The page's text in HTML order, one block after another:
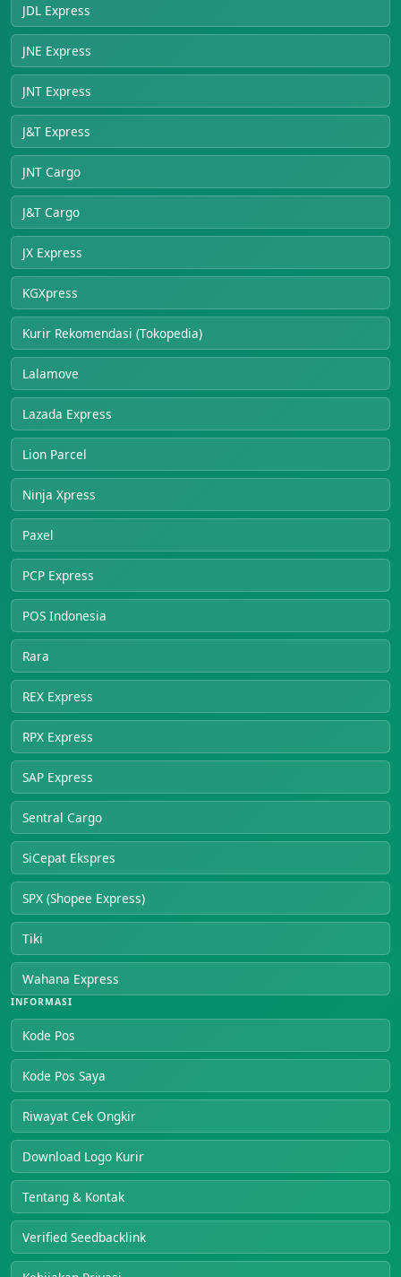
JDL Express
JNE Express
JNT Express
J&T Express
JNT Cargo
J&T Cargo
JX Express
KGXpress
Kurir Rekomendasi (Tokopedia)
Lalamove
Lazada Express
Lion Parcel
Ninja Xpress
Paxel
PCP Express
POS Indonesia
Rara
REX Express
RPX Express
SAP Express
Sentral Cargo
SiCepat Ekspres
SPX (Shopee Express)
Tiki
Wahana Express
INFORMASI
Kode Pos
Kode Pos Saya
Riwayat Cek Ongkir
Download Logo Kurir
Tentang & Kontak
Verified Seedbacklink